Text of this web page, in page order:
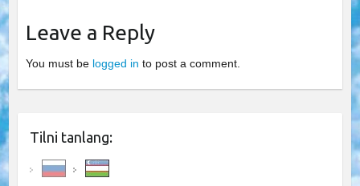
Leave a Reply
You must be logged in to post a comment.
Tilni tanlang: